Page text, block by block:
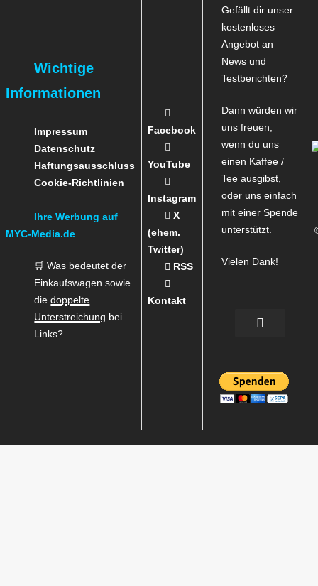
Wichtige
Informationen
Impressum
Datenschutz
Haftungsausschluss
Cookie-Richtlinien
Ihre Werbung auf
MYC-Media.de
🛒 Was bedeutet der
Einkaufswagen sowie
diedoppelte
Unterstreichung bei
Links?
Facebook
YouTube
Instagram
X
(ehem.
Twitter)
RSS
Kontakt
Gefällt dir unser
kostenloses
Angebot an
News und
Testberichten?
Dann würden wir
uns freuen,
wenn du uns
einen Kaffee /
Tee ausgibst,
oder uns einfach
mit einer Spende
unterstützt.
Vielen Dank!